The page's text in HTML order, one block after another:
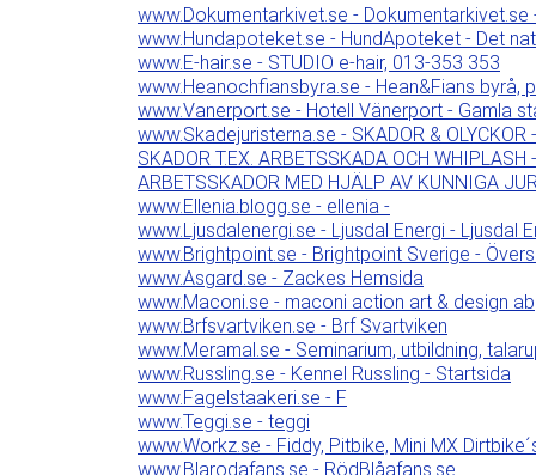
www.Dokumentarkivet.se -
www.Hundapoteket.se - HundApoteket - Det
www.E-hair.se - STUDIO e-hair, 013-353 353
www.Heanochfiansbyra.se - Hean&Fians byrå,
www.Vanerport.se - Hotell Vänerport - Gamla
www.Skadejuristerna.se - SKADOR &
SKADOR T.EX. ARBETSSKADA OCH
ARBETSSKADOR MED HJÄLP AV KUNNIGA
www.Ellenia.blogg.se - ellenia -
www.Ljusdalenergi.se - Ljusdal Energi - Ljusdal
www.Brightpoint.se - Brightpoint Sverige -
www.Asgard.se - Zackes Hemsida
www.Maconi.se - maconi action art & design ab
www.Brfsvartviken.se - Brf Svartviken
www.Meramal.se - Seminarium, utbildning,
www.Russling.se - Kennel Russling - Startsida
www.Fagelstaakeri.se - F
www.Teggi.se - teggi
www.Workz.se - Fiddy, Pitbike, Mini MX
www.Blarodafans.se - RödBlåafans.se